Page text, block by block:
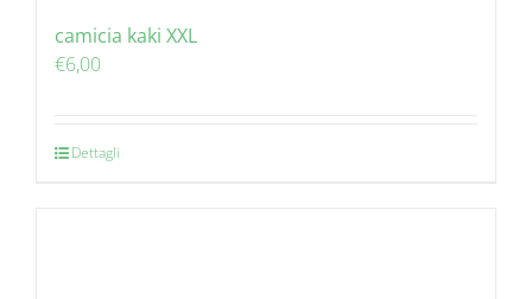
camicia kaki XXL
€6,00
Dettagli